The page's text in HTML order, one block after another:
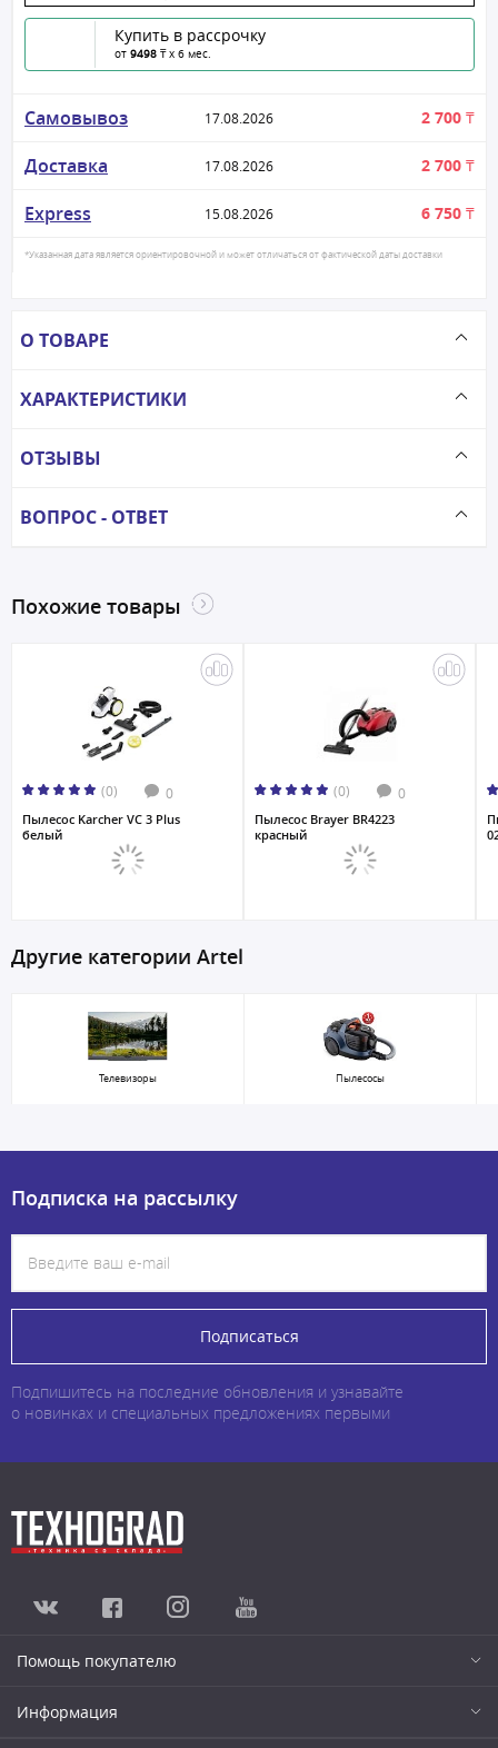
Купить в рассрочку
от 9498 ₸ x 6 мес.
Самовывоз 17.08.2026 2 700 ₸
Доставка 17.08.2026 2 700 ₸
Express 15.08.2026 6 750 ₸
*Указанная дата является ориентировочной и может отличаться от фактической даты доставки
О ТОВАРЕ
ХАРАКТЕРИСТИКИ
ОТЗЫВЫ
ВОПРОС - ОТВЕТ
Похожие товары
(0) 0
Пылесос Karcher VC 3 Plus
белый
(0) 0
Пылесос Brayer BR4223
красный
Другие категории Artel
Телевизоры Пылесосы
Подписка на рассылку
Подписаться
Подпишитесь на последние обновления и узнавайте
о новинках и специальных предложениях первыми
Помощь покупателю
Информация